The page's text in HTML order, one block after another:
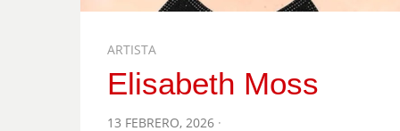
ARTISTA
Elisabeth Moss
POSTED
13 FEBRERO, 2026